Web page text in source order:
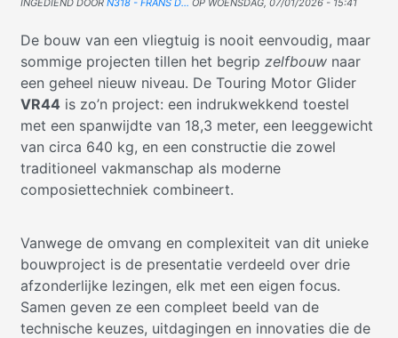
De bouw van een vliegtuig is nooit eenvoudig, maar
sommige projecten tillen het begrip zelfbouw naar
een geheel nieuw niveau. De Touring Motor Glider
VR44 is zo’n project: een indrukwekkend toestel
met een spanwijdte van 18,3 meter, een leeggewicht
van circa 640 kg, en een constructie die zowel
traditioneel vakmanschap als moderne
composiettechniek combineert.
Vanwege de omvang en complexiteit van dit unieke
bouwproject is de presentatie verdeeld over drie
afzonderlijke lezingen, elk met een eigen focus.
Samen geven ze een compleet beeld van de
technische keuzes, uitdagingen en innovaties die de